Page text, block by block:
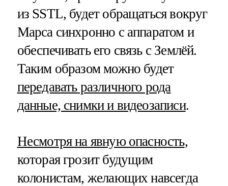
из SSTL, будет обращаться вокруг
Марса синхронно с аппаратом и
обеспечивать его связь с Землёй.
Таким образом можно будет
передавать различного рода
данные, снимки и видеозаписи.
Несмотря на явную опасность,
которая грозит будущим
колонистам, желающих навсегда